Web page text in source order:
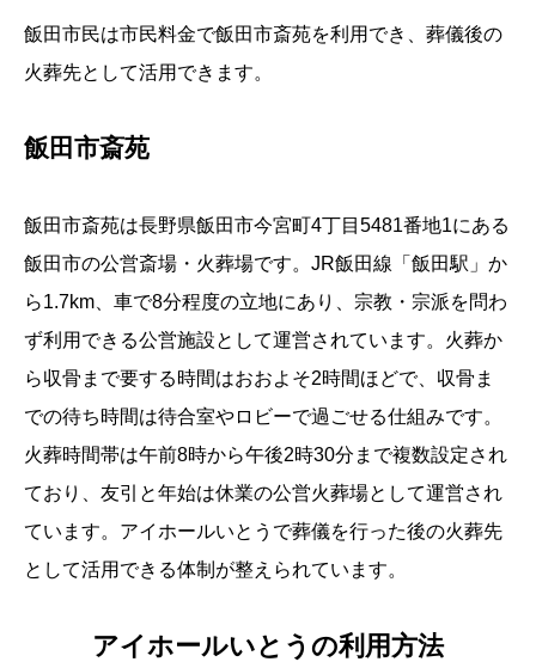
飯田市民は市民料金で飯田市斎苑を利用でき、葬儀後の
火葬先として活用できます。
飯田市斎苑
飯田市斎苑は長野県飯田市今宮町4丁目5481番地1にある
飯田市の公営斎場・火葬場です。JR飯田線「飯田駅」か
ら1.7km、車で8分程度の立地にあり、宗教・宗派を問わ
ず利用できる公営施設として運営されています。火葬か
ら収骨まで要する時間はおおよそ2時間ほどで、収骨ま
での待ち時間は待合室やロビーで過ごせる仕組みです。
火葬時間帯は午前8時から午後2時30分まで複数設定され
ており、友引と年始は休業の公営火葬場として運営され
ています。アイホールいとうで葬儀を行った後の火葬先
として活用できる体制が整えられています。
アイホールいとうの利用方法